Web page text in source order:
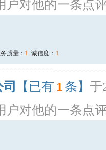
户对他的一条点
质量： 1 诚信度： 1
【已有 1 条】 于
户对他的一条点